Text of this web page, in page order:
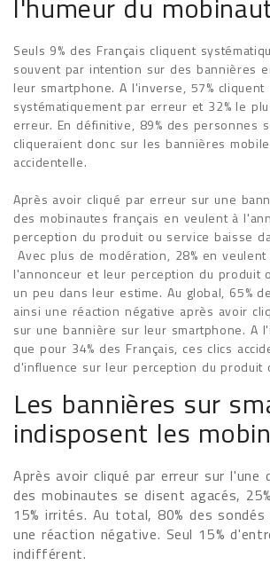
Seuls 9% des Français cliquent
souvent par intention sur des bannières
leur smartphone. A l'inverse, 57% cliquent
systématiquement par erreur et 32% le
erreur. En définitive, 89% des personnes
cliqueraient donc sur les bannières
accidentelle.
Après avoir cliqué par erreur sur une
des mobinautes français en veulent à
perception du produit ou service baisse
Avec plus de modération, 28% en
l'annonceur et leur perception du produit
un peu dans leur estime. Au global, 65%
ainsi une réaction négative après avoir
sur une bannière sur leur smartphone. A
que pour 34% des Français, ces clics
d'influence sur leur perception du produit
Les bannières sur
indisposent les
Après avoir cliqué par erreur sur l'une
des mobinautes se disent agacés,
15% irrités. Au total, 80% des sondés
une réaction négative. Seul 15%
indifférent.